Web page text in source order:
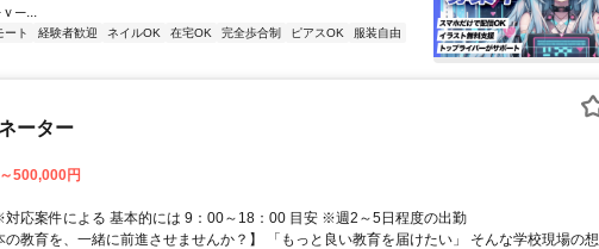
─...
ート 経験者歓迎 ネイルOK 在宅OK 完全歩合制 ピアスOK
服装自由
ーター
500,000円
応案件による 基本的には 9：00～18：00 目安 ※週2～5日程度の出勤
の教育を、一緒に前進させませんか？】 「もっと良い教育を届けたい」 そんな学校現場の想